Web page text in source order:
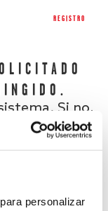
personalizar
REGISTRO
Si no,